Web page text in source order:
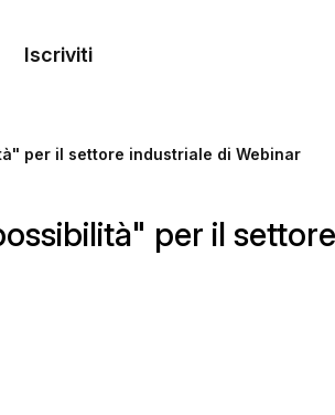
Iscriviti
per il settore industriale di Webinar
per il